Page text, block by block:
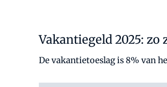
Vakantiegeld 2025: zo
De vakantietoeslag is 8% van